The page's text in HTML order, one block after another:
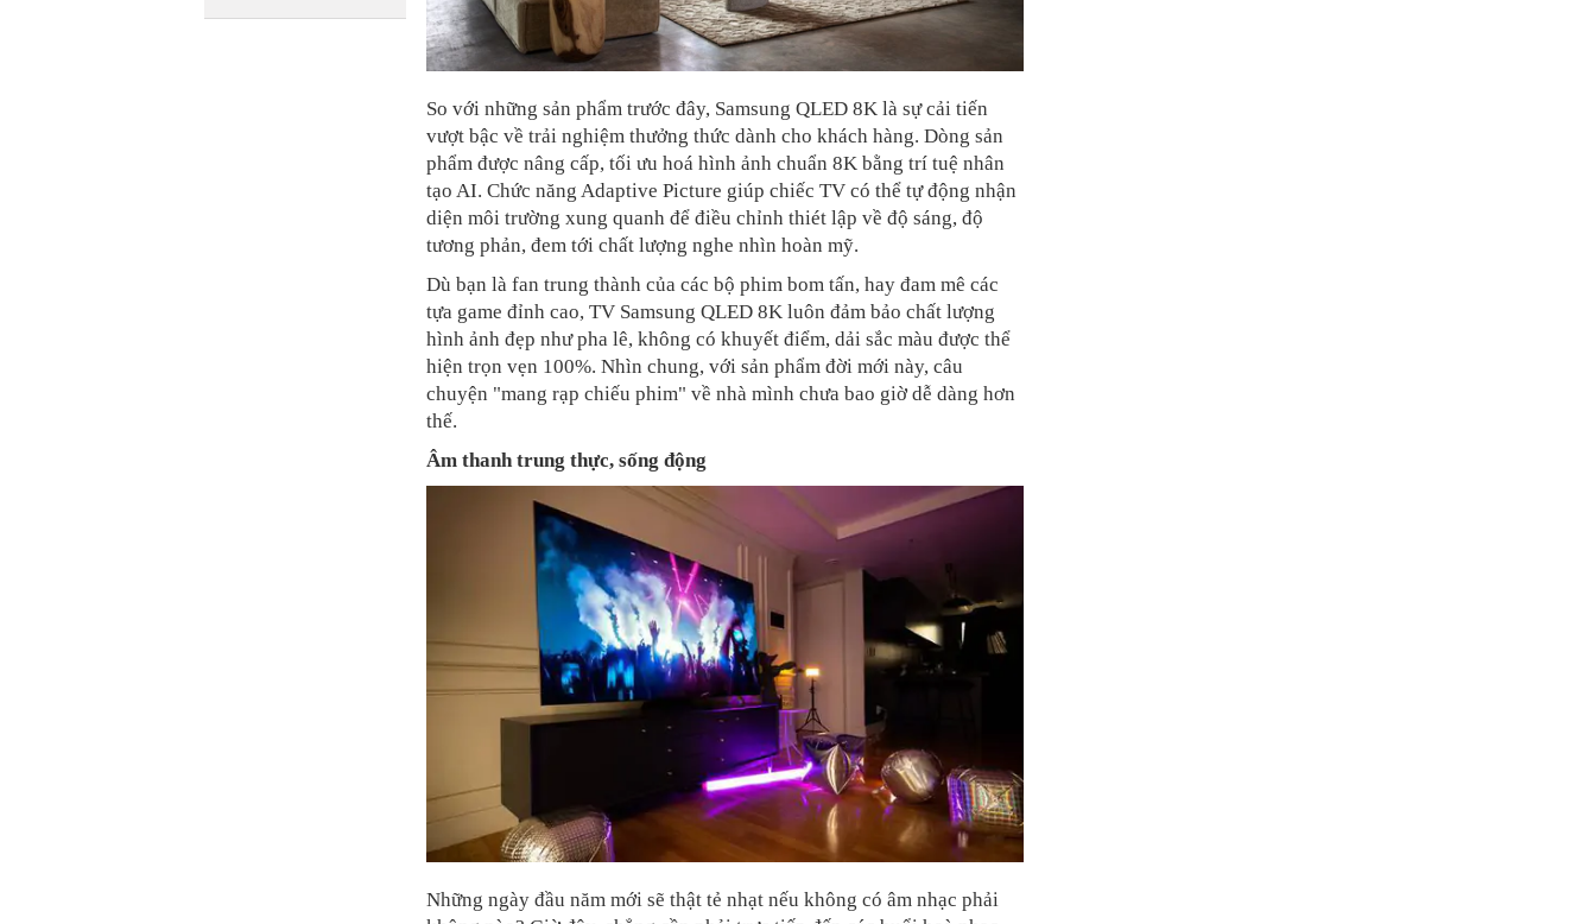
So với những sản phẩm trước đây, Samsung QLED 8K là sự cải tiến
vượt bậc về trải nghiệm thưởng thức dành cho khách hàng. Dòng sản
phẩm được nâng cấp, tối ưu hoá hình ảnh chuẩn 8K bằng trí tuệ nhân
tạo AI. Chức năng Adaptive Picture giúp chiếc TV có thể tự động nhận
diện môi trường xung quanh để điều chỉnh thiét lập về độ sáng, độ
tương phản, đem tới chất lượng nghe nhìn hoàn mỹ.
Dù bạn là fan trung thành của các bộ phim bom tấn, hay đam mê các
tựa game đỉnh cao, TV Samsung QLED 8K luôn đảm bảo chất lượng
hình ảnh đẹp như pha lê, không có khuyết điểm, dải sắc màu được thể
hiện trọn vẹn 100%. Nhìn chung, với sản phẩm đời mới này, câu
chuyện "mang rạp chiếu phim" về nhà mình chưa bao giờ dễ dàng hơn
thế.
Âm thanh trung thực, sống động
Những ngày đầu năm mới sẽ thật tẻ nhạt nếu không có âm nhạc phải